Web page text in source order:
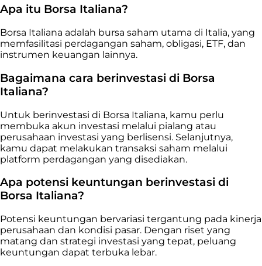
Apa itu Borsa Italiana?
Borsa Italiana adalah bursa saham utama di Italia, yang
memfasilitasi perdagangan saham, obligasi, ETF, dan
instrumen keuangan lainnya.
Bagaimana cara berinvestasi di Borsa
Italiana?
Untuk berinvestasi di Borsa Italiana, kamu perlu
membuka akun investasi melalui pialang atau
perusahaan investasi yang berlisensi. Selanjutnya,
kamu dapat melakukan transaksi saham melalui
platform perdagangan yang disediakan.
Apa potensi keuntungan berinvestasi di
Borsa Italiana?
Potensi keuntungan bervariasi tergantung pada kinerja
perusahaan dan kondisi pasar. Dengan riset yang
matang dan strategi investasi yang tepat, peluang
keuntungan dapat terbuka lebar.